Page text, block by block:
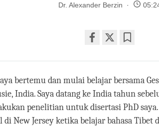
Dr. Alexander Berzin
on
facebook
bertemu dan mulai belajar bersama
India. Saya datang ke India tahun
penelitian untuk disertasi PhD
di New Jersey ketika belajar bahasa